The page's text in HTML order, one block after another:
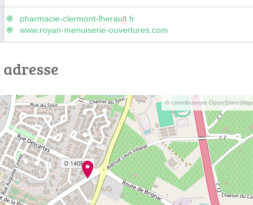
pharmacie-clermont-lherault.fr
www.royan-menuiserie-ouvertures.com
© contributeurs OpenStreetMap